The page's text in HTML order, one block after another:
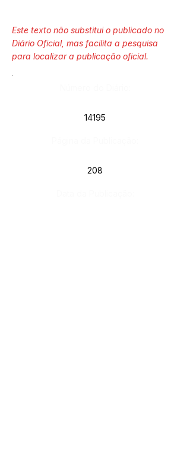
Este texto não substitui o publicado no
Diário Oficial, mas facilita a pesquisa
para localizar a publicação oficial.
14195
208